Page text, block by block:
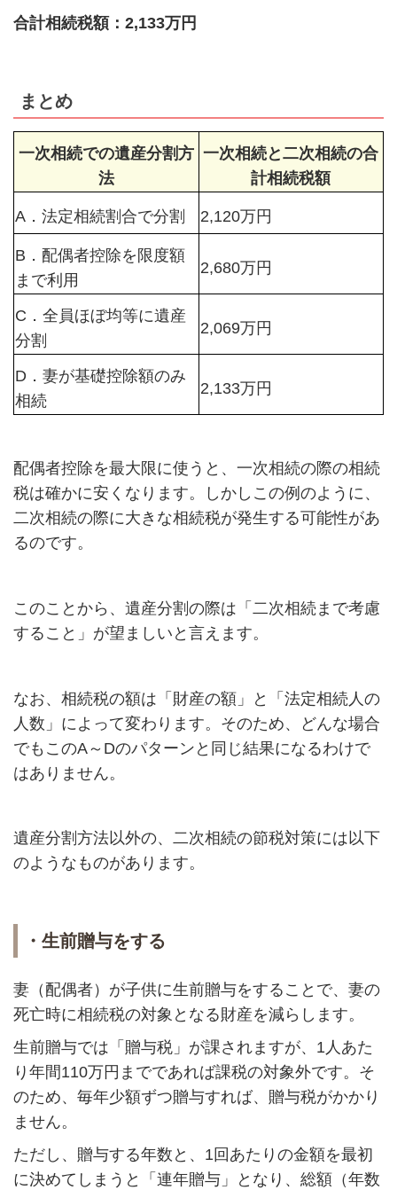
合計相続税額：2,133万円
まとめ
一次相続での遺産分割方
法
一次相続と二次相続の合
計相続税額
A．法定相続割合で分割 2,120万円
B．配偶者控除を限度額
まで利用
2,680万円
C．全員ほぼ均等に遺産
分割
2,069万円
D．妻が基礎控除額のみ
相続
2,133万円
配偶者控除を最大限に使うと、一次相続の際の相続
税は確かに安くなります。しかしこの例のように、
二次相続の際に大きな相続税が発生する可能性があ
るのです。
このことから、遺産分割の際は「二次相続まで考慮
すること」が望ましいと言えます。
なお、相続税の額は「財産の額」と「法定相続人の
人数」によって変わります。そのため、どんな場合
でもこのA～ Dのパターンと同じ結果になるわけで
はありません。
遺産分割方法以外の、二次相続の節税対策には以下
のようなものがあります。
・生前贈与をする
妻（配偶者）が子供に生前贈与をすることで、妻の
死亡時に相続税の対象となる財産を減らします。
生前贈与では「贈与税」が課されますが、1人あた
り年間110万円までであれば課税の対象外です。そ
のため、毎年少額ずつ贈与すれば、贈与税がかかり
ません。
ただし、贈与する年数と、1回あたりの金額を最初
に決めてしまうと「連年贈与」となり、総額（年数